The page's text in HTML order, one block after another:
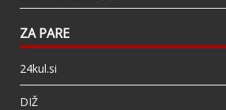
ZA PARE
24kul.si
DIŽ